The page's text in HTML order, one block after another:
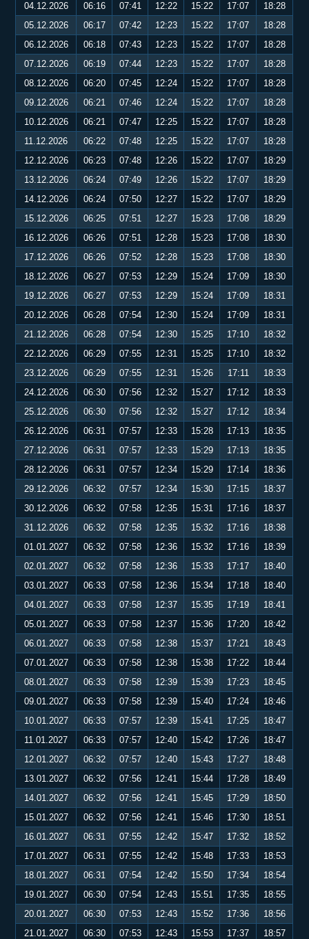
04.12.2026 06:16 07:41 12:22 15:22 17:07
18:28
05.12.2026
06:17 07:42 12:23 15:22 17:07
18:28
06.12.2026
06:18 07:43 12:23 15:22 17:07
18:28
07.12.2026
06:19 07:44 12:23 15:22 17:07
18:28
08.12.2026
06:20 07:45 12:24 15:22 17:07
18:28
09.12.2026
06:21 07:46 12:24 15:22 17:07
18:28
10.12.2026
06:21 07:47 12:25 15:22 17:07
18:28
11.12.2026
06:22 07:48 12:25 15:22 17:07
18:28
12.12.2026
06:23 07:48 12:26 15:22 17:07
18:29
13.12.2026
06:24 07:49 12:26 15:22 17:07
18:29
14.12.2026
06:24 07:50 12:27 15:22 17:07
18:29
15.12.2026
06:25 07:51 12:27 15:23 17:08
18:29
16.12.2026
06:26 07:51 12:28 15:23 17:08
18:30
17.12.2026
06:26 07:52 12:28 15:23 17:08
18:30
18.12.2026
06:27 07:53 12:29 15:24 17:09
18:30
19.12.2026
06:27 07:53 12:29 15:24 17:09
18:31
20.12.2026
06:28 07:54 12:30 15:24 17:09
18:31
21.12.2026
06:28 07:54 12:30 15:25 17:10
18:32
22.12.2026
06:29 07:55 12:31 15:25 17:10
18:32
23.12.2026
06:29 07:55 12:31 15:26 17:11
18:33
24.12.2026
06:30 07:56 12:32 15:27 17:12
18:33
25.12.2026
06:30 07:56 12:32 15:27 17:12
18:34
26.12.2026
06:31 07:57 12:33 15:28 17:13
18:35
27.12.2026
06:31 07:57 12:33 15:29 17:13
18:35
28.12.2026
06:31 07:57 12:34 15:29 17:14
18:36
29.12.2026
06:32 07:57 12:34 15:30 17:15
18:37
30.12.2026
06:32 07:58 12:35 15:31 17:16
18:37
31.12.2026
06:32 07:58 12:35 15:32 17:16
18:38
01.01.2027
06:32 07:58 12:36 15:32 17:16
18:39
02.01.2027
06:32 07:58 12:36 15:33 17:17
18:40
03.01.2027
06:33 07:58 12:36 15:34 17:18
18:40
04.01.2027
06:33 07:58 12:37 15:35 17:19
18:41
05.01.2027
06:33 07:58 12:37 15:36 17:20
18:42
06.01.2027
06:33 07:58 12:38 15:37 17:21
18:43
07.01.2027
06:33 07:58 12:38 15:38 17:22
18:44
08.01.2027
06:33 07:58 12:39 15:39 17:23
18:45
09.01.2027
06:33 07:58 12:39 15:40 17:24
18:46
10.01.2027
06:33 07:57 12:39 15:41 17:25
18:47
11.01.2027
06:33 07:57 12:40 15:42 17:26
18:47
12.01.2027
06:32 07:57 12:40 15:43 17:27
18:48
13.01.2027
06:32 07:56 12:41 15:44 17:28
18:49
14.01.2027
06:32 07:56 12:41 15:45 17:29
18:50
15.01.2027
06:32 07:56 12:41 15:46 17:30
18:51
16.01.2027
06:31 07:55 12:42 15:47 17:32
18:52
17.01.2027
06:31 07:55 12:42 15:48 17:33
18:53
18.01.2027
06:31 07:54 12:42 15:50 17:34
18:54
19.01.2027
06:30 07:54 12:43 15:51 17:35
18:55
20.01.2027
06:30 07:53 12:43 15:52 17:36
18:56
21.01.2027
06:30 07:53 12:43 15:53 17:37
18:57